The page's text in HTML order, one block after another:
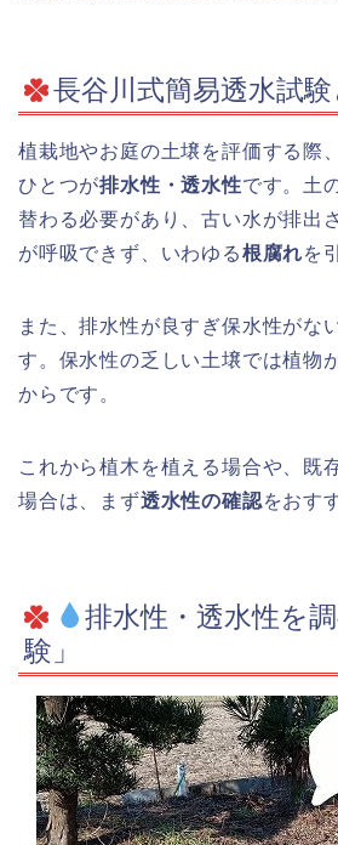
長谷川式簡易透水試験
植栽地やお庭の土壌を評価する際
ひとつが排水性・透水性です。土
替わる必要があり、古い水が排出
が呼吸できず、いわゆる根腐れを
また、排水性が良すぎ保水性がな
す。保水性の乏しい土壌では植物
からです。
これから植木を植える場合や、既
場合は、まず透水性の確認をおす
排水性・透水性を
験」